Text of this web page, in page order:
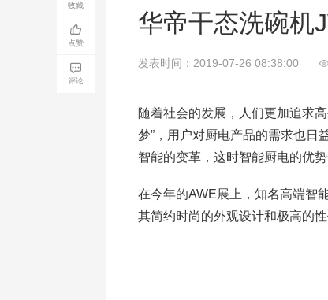
收藏
点赞
评论
华帝干态洗碗机
发表时间：2019-07-26 08:38:00
随着社会的发展，人们更加追求
梦”，用户对厨电产品的需求也日
智能的变革，这时智能厨电的优势
在今年的AWE展上，知名高端智
其简约时尚的外观设计和极高的